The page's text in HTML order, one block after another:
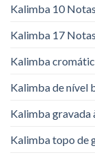
Kalimba 10 Notas
Kalimba 17 Notas
Kalimba
Kalimba de nível
Kalimba gravada
Kalimba topo de